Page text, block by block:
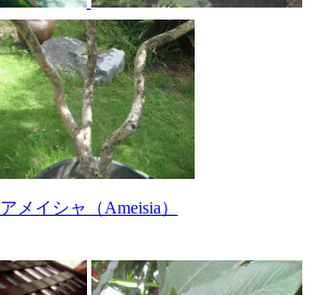
アメイシャ（Ameisia）